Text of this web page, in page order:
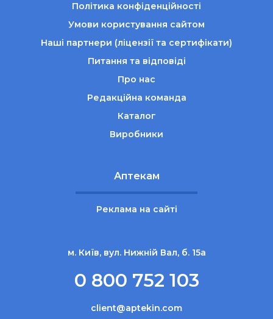
Політика конфіденційності
Умови користування сайтом
Наші партнери (ліцензії та сертифікати)
Питання та відповіді
Про нас
Редакційна команда
Каталог
Виробники
Аптекам
Реклама на сайті
м. Київ, вул. Нижній Вал, б. 15а
0 800 752 103
client@aptekin.com